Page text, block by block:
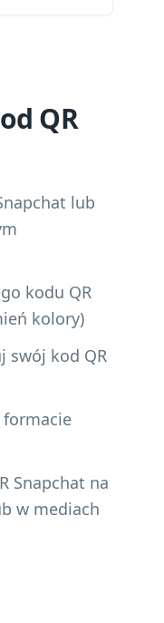
QR
lub
kodu QR
kolory)
swój kod QR
formacie
Snapchat na
w mediach